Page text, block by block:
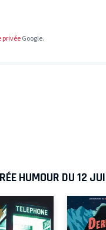
privéeGoogle.
HUMOUR DU 12